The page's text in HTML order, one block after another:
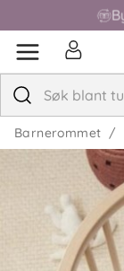
Barnerommet